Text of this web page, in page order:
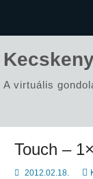
A virtuális
Touch –
2012.02.18.